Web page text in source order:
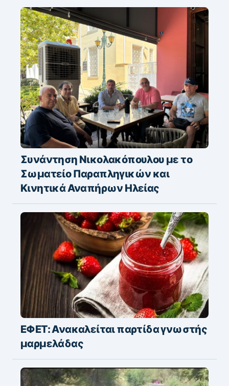
Συνάντηση Νικολακόπουλου με το
Σωματείο Παραπληγικών και
Κινητικά Αναπήρων Ηλείας
ΕΦΕΤ: Ανακαλείται παρτίδα γνωστής
μαρμελάδας